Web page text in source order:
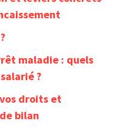
maladie : quels
?
droits et
bilan